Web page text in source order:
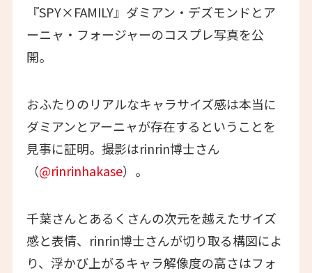
『SPY×FAMILY』ダミアン・デズモンドとア
ーニャ・フォージャーのコスプレ写真を公
開。
おふたりのリアルなキャラサイズ感は本当に
ダミアンとアーニャが存在するということを
見事に証明。撮影はrinrin博士さん
（@rinrinhakase）。
千葉さんとあるくさんの次元を越えたサイズ
感と表情、rinrin博士さんが切り取る構図によ
り、浮かび上がるキャラ解像度の高さはフォ